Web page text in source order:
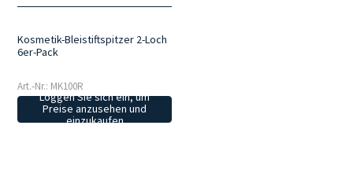
Kosmetik-Bleistiftspitzer 2-Loch
6er-Pack
Art.-Nr.: MK100R
Loggen Sie sich ein, um
Preise anzusehen und
einzukaufen